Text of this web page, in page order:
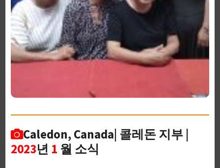
Caledon, Canada| 콜레돈 지부 |
2023년 1 월 소식